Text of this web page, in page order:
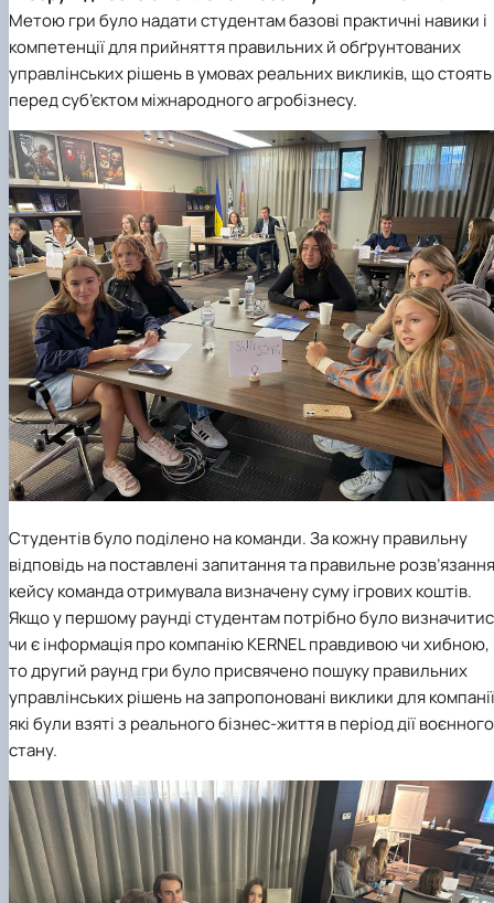
Метою гри було надати студентам базові практичні навики і
компетенції для прийняття правильних й обґрунтованих
управлінських рішень в умовах реальних викликів, що стоять
перед суб’єктом міжнародного агробізнесу.
Студентів було поділено на команди. За кожну правильну
відповідь на поставлені запитання та правильне розв’язання
кейсу команда отримувала визначену суму ігрових коштів.
Якщо у першому раунді студентам потрібно було
чи є інформація про компанію KERNEL правдивою чи хибною,
то другий раунд гри було присвячено пошуку правильних
управлінських рішень на запропоновані виклики для
які були взяті з реального бізнес-життя в період дії воєнного
стану.